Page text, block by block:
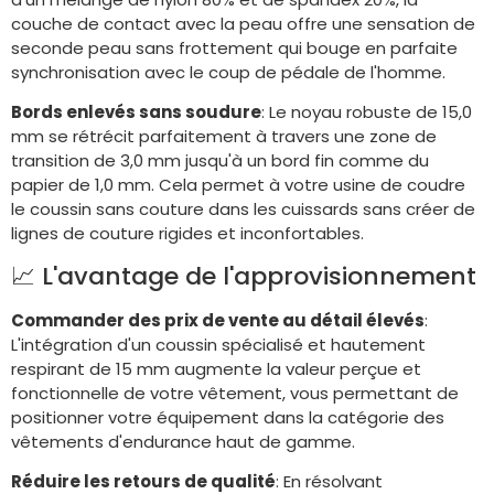
couche de contact avec la peau offre une sensation de
seconde peau sans frottement qui bouge en parfaite
synchronisation avec le coup de pédale de l'homme.
Bords enlevés sans soudure: Le noyau robuste de 15,0
mm se rétrécit parfaitement à travers une zone de
transition de 3,0 mm jusqu'à un bord fin comme du
papier de 1,0 mm. Cela permet à votre usine de coudre
le coussin sans couture dans les cuissards sans créer de
lignes de couture rigides et inconfortables.
📈 L'avantage de l'approvisionnement
Commander des prix de vente au détail élevés:
L'intégration d'un coussin spécialisé et hautement
respirant de 15 mm augmente la valeur perçue et
fonctionnelle de votre vêtement, vous permettant de
positionner votre équipement dans la catégorie des
vêtements d'endurance haut de gamme.
Réduire les retours de qualité: En résolvant